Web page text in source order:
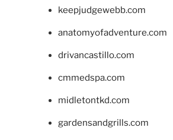
keepjudgewebb.com
anatomyofadventure.com
drivancastillo.com
cmmedspa.com
midletontkd.com
gardensandgrills.com